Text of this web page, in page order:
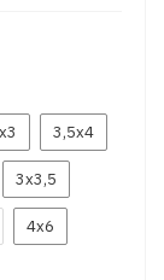
3,5x4
3x3,5
4x6